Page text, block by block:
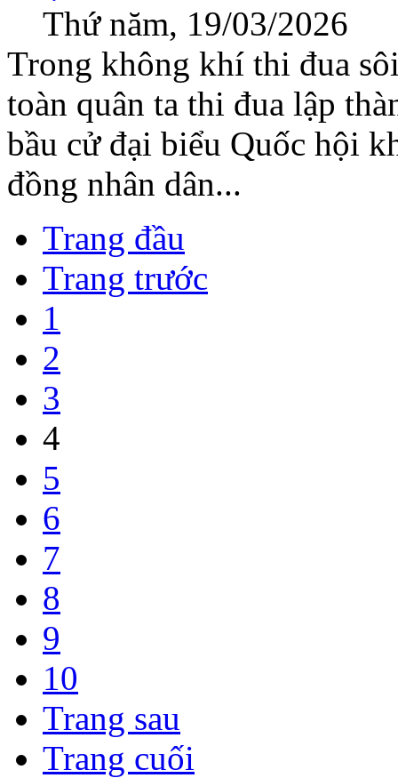
Thứ năm, 19/03/2026
Trong không khí thi đua
toàn quân ta thi đua lập
bầu cử đại biểu Quốc hội
đồng nhân dân...
Trang đầu
Trang trước
1
2
3
4
5
6
7
8
9
10
Trang sau
Trang cuối